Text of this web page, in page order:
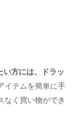
い方には、ドラッ
イテムを簡単に手
なく買い物ができ